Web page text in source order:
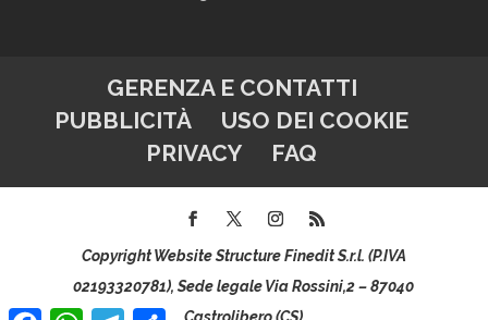
GERENZA E CONTATTI
PUBBLICITÀ
USO DEI COOKIE
PRIVACY
FAQ
Copyright Website Structure Finedit S.r.l. (P.IVA
02193320781), Sede legale Via Rossini,2 – 87040